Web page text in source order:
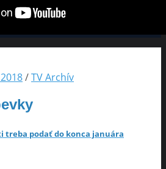
/TV Archív
treba podať do konca januára